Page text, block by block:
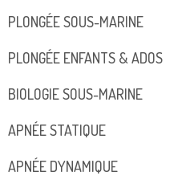
PLONGÉE SOUS-MARINE
PLONGÉE ENFANTS & ADOS
BIOLOGIE SOUS-MARINE
APNÉE STATIQUE
APNÉE DYNAMIQUE